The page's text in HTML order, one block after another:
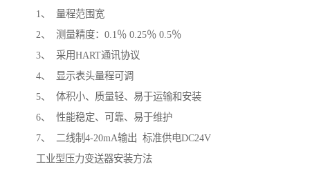
1、 量程范围宽
2、 测量精度：0.1％ 0.25％ 0.5％
3、 采用HART通讯协议
4、 显示表头量程可调
5、 体积小、质量轻、易于运输和安装
6、 性能稳定、可靠、易于维护
7、 二线制4-20mA输出 标准供电DC24V
工业型压力变送器安装方法